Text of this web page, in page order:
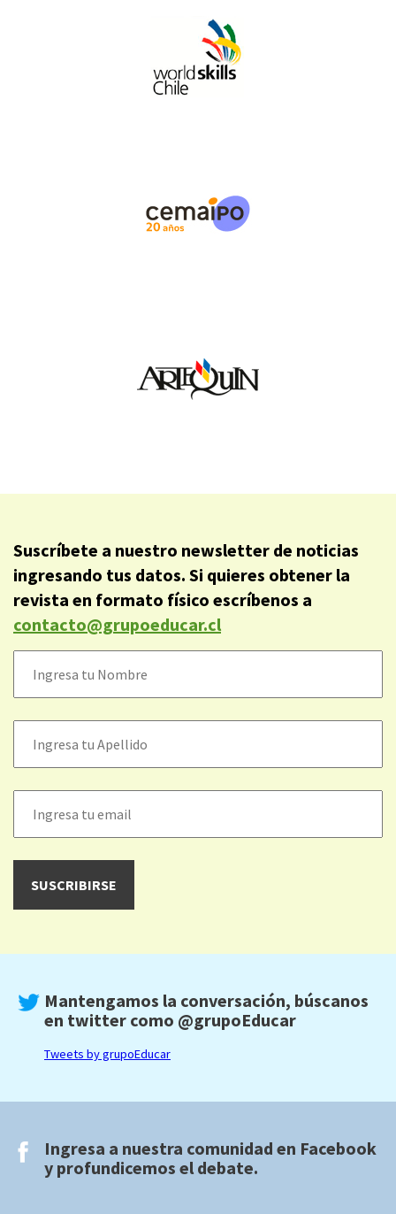
Suscríbete a nuestro newsletter de noticias
ingresando tus datos. Si quieres obtener la
revista en formato físico escríbenos a
contacto@grupoeducar.cl
Mantengamos la conversación, búscanos
en twitter como @grupoEducar
Tweets by grupoEducar
Ingresa a nuestra comunidad en Facebook
y profundicemos el debate.